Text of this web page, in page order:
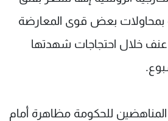
بمحاولات بعض قوى المعارضة
عنف خلال احتجاجات شهدتها
للحكومة مظاهرة أمام
وظائف
سياسة الخصوصية